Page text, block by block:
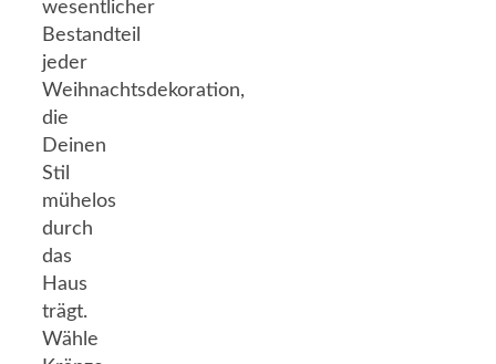
wesentlicher
Bestandteil
jeder
Weihnachtsdekoration,
die
Deinen
Stil
mühelos
durch
das
Haus
trägt.
Wähle